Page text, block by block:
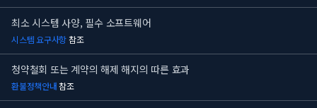
최소 시스템 사양, 필수 소프트웨어
시스템 요구사항참조
청약철회 또는 계약의 해제 해지의 따른 효과
환불정책안내참조